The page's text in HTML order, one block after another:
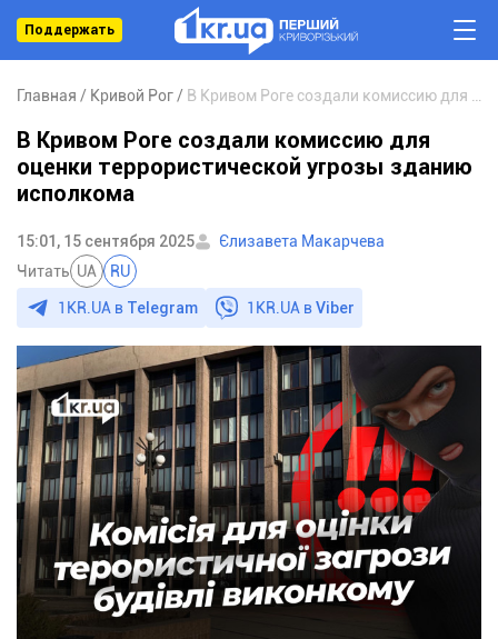
Поддержать
Главная Кривой Рог
В Кривом Роге создали комиссию для
оценки террористической угрозы зданию
исполкома
15:01, 15 сентября 2025
Єлизавета Макарчева
Читать UA RU
1KR.UA в Telegram 1KR.UA вViber